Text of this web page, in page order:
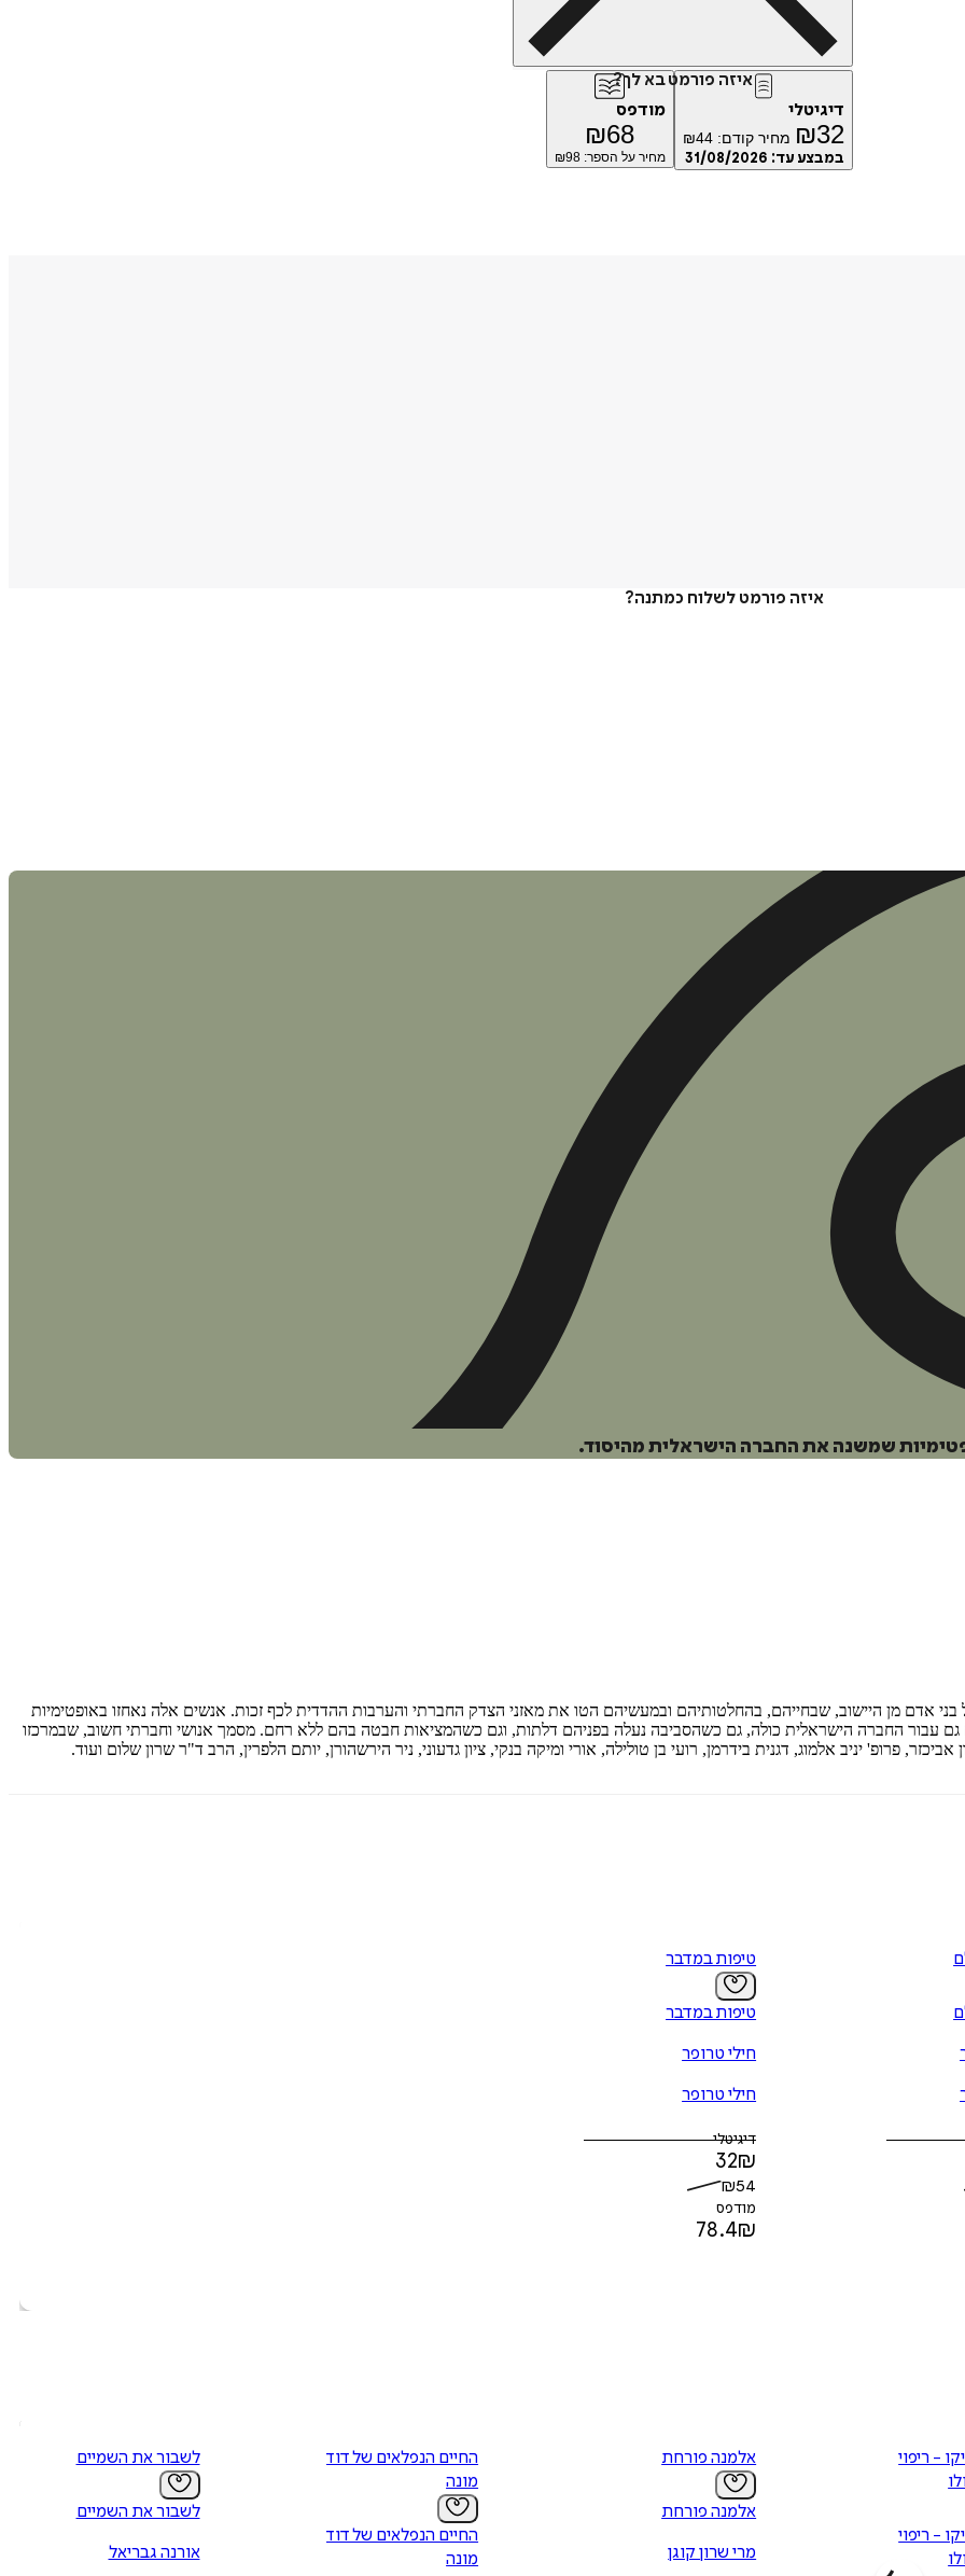
איזה פורמט בא לך?
דיגיטלי
₪32 מחיר קודם: ₪44
במבצע עד: 31/08/2026
מודפס
₪68
מחיר על הספר: ₪98
איזה פורמט לשלוח כמתנה?
שמשנה את החברה הישראלית מהיסוד.
אדם מן היישוב, שבחייהם, בהחלטותיהם ובמעשיהם הטו את מאזני הצדק החברתי והערבות ההדדית לכף זכות. אנשים אלה נאחזו באופטימיות
עבור החברה הישראלית כולה, גם כשהסביבה נעלה בפניהם דלתות, וגם כשהמציאות חבטה בהם ללא רחם. מסמך אנושי וחברתי חשוב, שבמרכזו
פרופ' יניב אלמוג, דגנית בידרמן, רועי בן טולילה, אורי ומיקה בנקי, ציון גדעוני, ניר הירשהורן, יותם הלפרין, הרב ד"ר שרון שלום ועוד.
טיפות במדבר
טיפות במדבר
חילי טרופר
חילי טרופר
דיגיטלי
32₪
₪54
מודפס
78.4₪
- ריפוי
- ריפוי
אלמנה פורחת
אלמנה פורחת
מרי שרון קוגן
החיים הנפלאים של דודה
מונה
החיים הנפלאים של דודה
מונה
לשבור את השמיים
לשבור את השמיים
אורנה גבריאל